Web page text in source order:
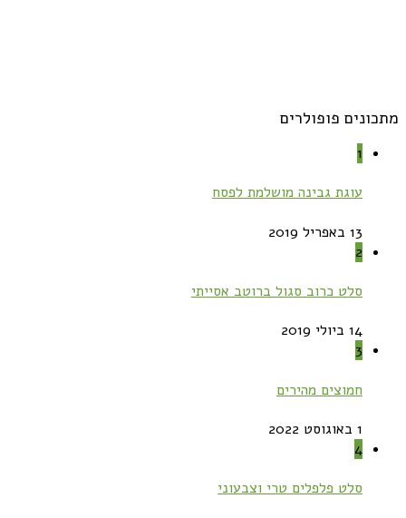
מתכונים פופולרים
1
עוגת גבינה מושלמת לפסח
13 באפריל 2019
2
סלט כרוב סגול ברוטב אסייתי
14 ביולי 2019
3
חמוצים מהירים
1 באוגוסט 2022
4
סלט פלפלים טרי וצבעוני